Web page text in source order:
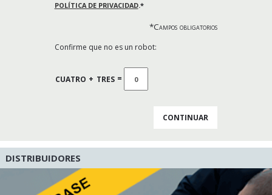
POLÍTICA DE PRIVACIDAD.*
*Campos obligatorios
Confirme que no es un robot:
CUATRO + TRES =
DISTRIBUIDORES